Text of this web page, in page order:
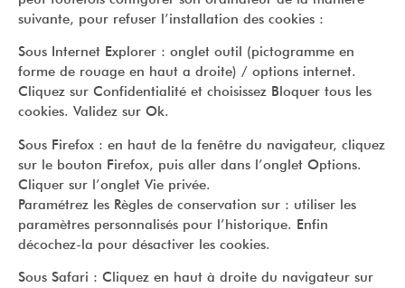
suivante, pour refuser l’installation des cookies :
Sous Internet Explorer : onglet outil (pictogramme en
forme de rouage en haut a droite) / options internet.
Cliquez sur Confidentialité et choisissez Bloquer tous les
cookies. Validez sur Ok.
Sous Firefox : en haut de la fenêtre du navigateur, cliquez
sur le bouton Firefox, puis aller dans l’onglet Options.
Cliquer sur l’onglet Vie privée.
Paramétrez les Règles de conservation sur : utiliser les
paramètres personnalisés pour l’historique. Enfin
décochez-la pour désactiver les cookies.
Sous Safari : Cliquez en haut à droite du navigateur sur